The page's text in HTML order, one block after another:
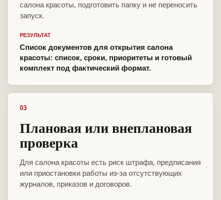
салона красоты, подготовить папку и не переносить
запуск.
РЕЗУЛЬТАТ
Список документов для открытия салона
красоты: список, сроки, приоритеты и готовый
комплект под фактический формат.
03
Плановая или внеплановая
проверка
Для салона красоты есть риск штрафа, предписания
или приостановки работы из-за отсутствующих
журналов, приказов и договоров.